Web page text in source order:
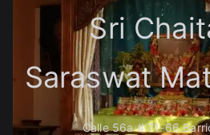
Sri
Saraswat
Calle 56a # 71-66